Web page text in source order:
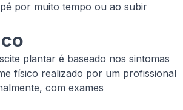
por muito tempo ou ao subir
plantar é baseado nos sintomas
físico realizado por um profissional
com exames